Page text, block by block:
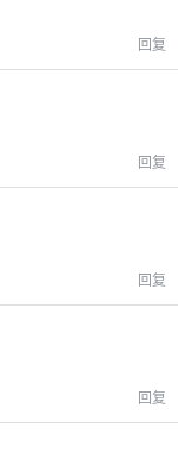
回复
回复
回复
回复